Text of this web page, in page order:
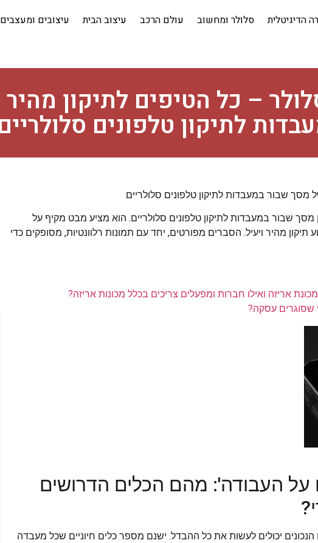
הדיגיטלית סלולר ומחשוב עולם הרכב עיצוב הבית עיצובים ומעצבים
– כל הטיפים לתיקון
לתיקון טלפונים
מסך שבור במעבדות לתיקון טלפונים סלולריים
שבור במעבדות לתיקון טלפונים סלולריים. הוא מציע מבט מקיף על
תיקון מהיר ויעיל. הסברים מפורטים, יחד עם תמונות רלוונטיות, מסופקים כדי
אריזה ואילו חברות ומפעלים צריכים בכלל מכונות אריזה?
שסוגרים עסקה?
על העבודה': מהם הכלים הדרושים
יכולים לעשות את כל ההבדל. ישנם מספר כלים חיוניים שכל מעבדה